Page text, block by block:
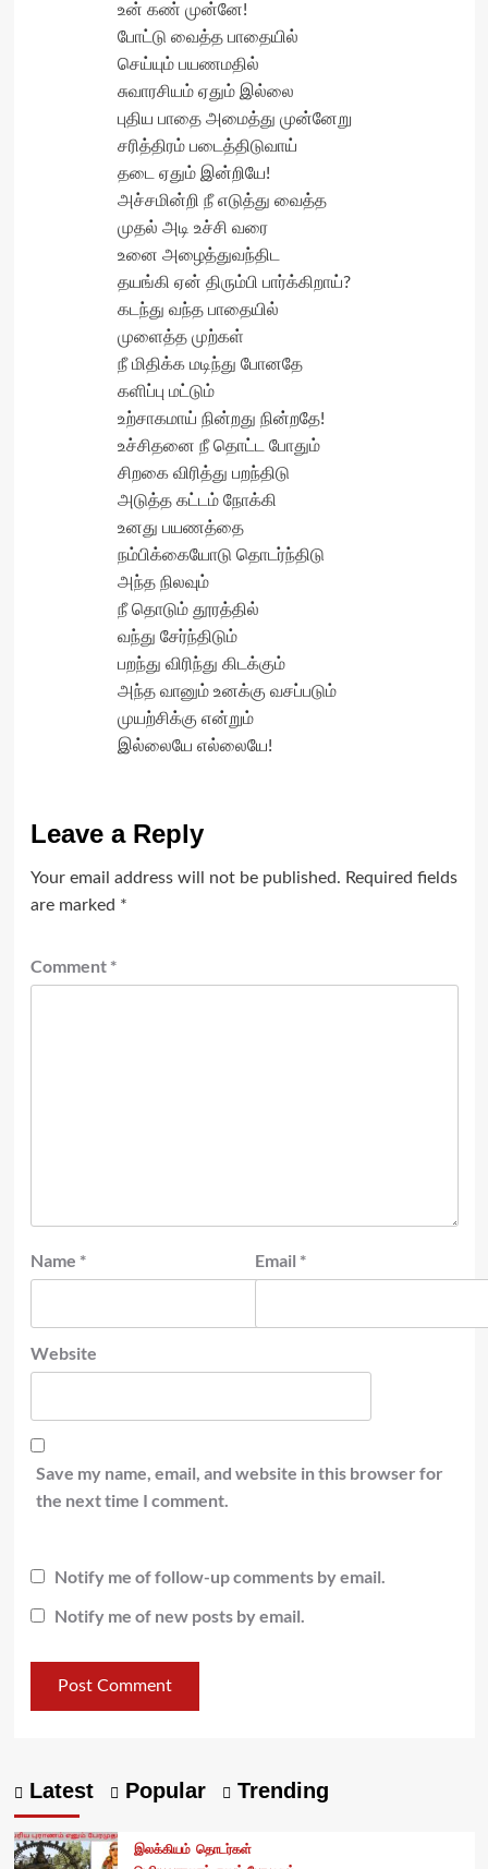
உன் கண் முன்னே!
போட்டு வைத்த பாதையில்
செய்யும் பயணமதில்
சுவாரசியம் ஏதும் இல்லை
புதிய பாதை அமைத்து முன்னேறு
சரித்திரம் படைத்திடுவாய்
தடை ஏதும் இன்றியே!
அச்சமின்றி நீ எடுத்து வைத்த
முதல் அடி உச்சி வரை
உனை அழைத்துவந்திட
தயங்கி ஏன் திரும்பி பார்க்கிறாய்?
கடந்து வந்த பாதையில்
முளைத்த முற்கள்
நீ மிதிக்க மடிந்து போனதே
களிப்பு மட்டும்
உற்சாகமாய் நின்றது நின்றதே!
உச்சிதனை நீ தொட்ட போதும்
சிறகை விரித்து பறந்திடு
அடுத்த கட்டம் நோக்கி
உனது பயணத்தை
நம்பிக்கையோடு தொடர்ந்திடு
அந்த நிலவும்
நீ தொடும் தூரத்தில்
வந்து சேர்ந்திடும்
பறந்து விரிந்து கிடக்கும்
அந்த வானும் உனக்கு வசப்படும்
முயற்சிக்கு என்றும்
இல்லையே எல்லையே!
Leave a Reply
Your email address will not be published. Required fields
are marked *
Comment *
Name * Email *
Website
Save my name, email, and website in this browser for
the next time I comment.
Notify me of follow-up comments by email.
Notify me of new posts by email.
Latest Popular Trending
இலக்கியம் தொடர்கள்